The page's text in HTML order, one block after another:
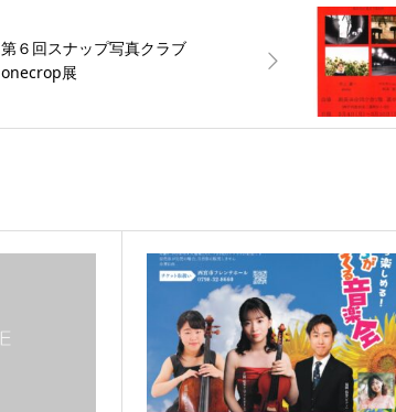
第６回スナップ写真クラブ
onecrop展